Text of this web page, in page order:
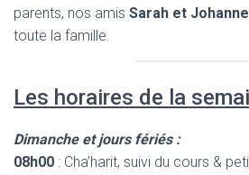
parents, nos amis Sarah et
toute la famille.
Les horaires de la
Dimanche et jours fériés :
08h00 : Cha’harit, suivi du cours &